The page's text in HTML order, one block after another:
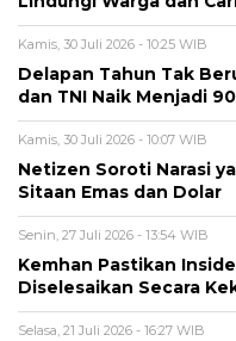
Kamis, 30 Juli 2026 - 10:25 WIB
Delapan Tahun Tak
dan TNI Naik Menjadi
Kamis, 30 Juli 2026 - 10:07 WIB
Netizen Soroti Narasi
Sitaan Emas dan Dolar
Senin, 27 Juli 2026 - 13:54 WIB
Kemhan Pastikan
Diselesaikan Secara
Selasa, 21 Juli 2026 - 16:27 WIB